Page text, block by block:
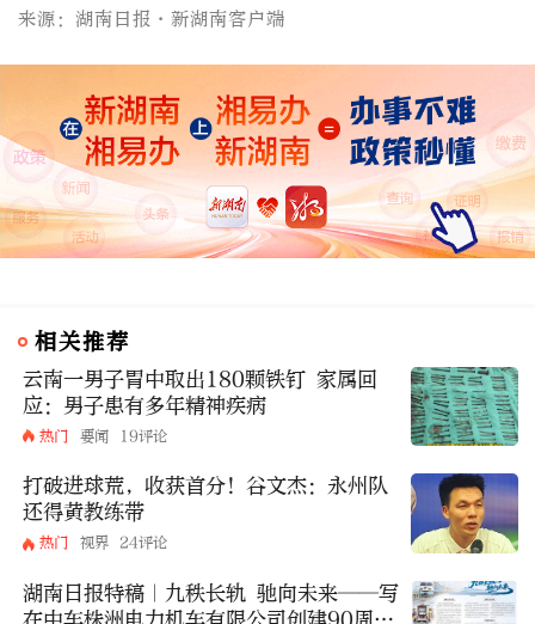
来源：湖南日报·新湖南客户端
相关推荐
云南一男子胃中取出180颗铁钉 家属回
应：男子患有多年精神疾病
热门 要闻 19评论
打破进球荒，收获首分！谷文杰：永州队
还得黄教练带
热门 视界 24评论
湖南日报特稿｜九秩长轨 驰向未来——写